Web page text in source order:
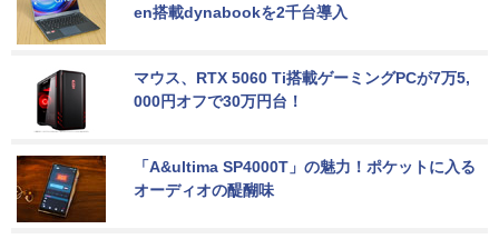
en搭載dynabookを2千台導入
マウス、RTX 5060 Ti搭載ゲーミングPCが7万5,
000円オフで30万円台！
「A&ultima SP4000T」の魅力！ポケットに入る
オーディオの醍醐味